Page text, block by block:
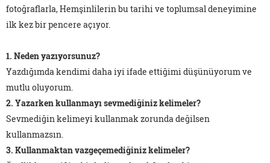
fotoğraflarla, Hemşinlilerin bu tarihi ve toplumsal deneyimine
ilk kez bir pencere açıyor.
1. Neden yazıyorsunuz?
Yazdığımda kendimi daha iyi ifade ettiğimi düşünüyorum ve
mutlu oluyorum.
2. Yazarken kullanmayı sevmediğiniz kelimeler?
Sevmediğin kelimeyi kullanmak zorunda değilsen
kullanmazsın.
3. Kullanmaktan vazgeçemediğiniz kelimeler?